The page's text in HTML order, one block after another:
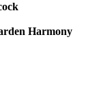
Harmony